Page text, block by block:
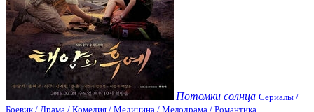
Потомки солнца Сериалы /
Боевик / Драма / Комедия / Медицина / Мелодрама / Романтика